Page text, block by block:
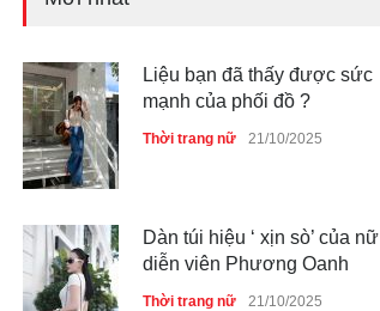
Liệu bạn đã thấy được sức
mạnh của phối đồ ?
Thời trang nữ 21/10/2025
Dàn túi hiệu ‘ xịn sò’ của nữ
diễn viên Phương Oanh
Thời trang nữ 21/10/2025